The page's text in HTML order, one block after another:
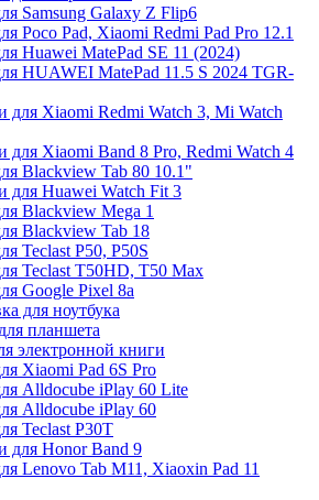
Samsung Galaxy Z Flip6
Poco Pad, Xiaomi Redmi Pad Pro 12.1
Huawei MatePad SE 11 (2024)
HUAWEI MatePad 11.5 S 2024 TGR-
для Xiaomi Redmi Watch 3, Mi Watch
для Xiaomi Band 8 Pro, Redmi Watch 4
Blackview Tab 80 10.1"
для Huawei Watch Fit 3
Blackview Mega 1
Blackview Tab 18
Teclast P50, P50S
Teclast T50HD, T50 Max
Google Pixel 8a
для ноутбука
планшета
электронной книги
Xiaomi Pad 6S Pro
Alldocube iPlay 60 Lite
Alldocube iPlay 60
Teclast P30T
для Honor Band 9
Lenovo Tab M11, Xiaoxin Pad 11